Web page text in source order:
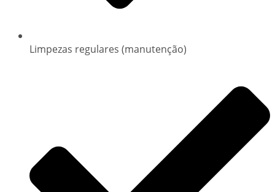
Limpezas regulares (manutenção)